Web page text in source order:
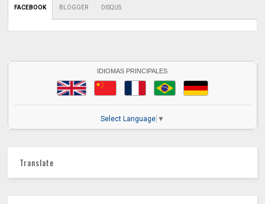
FACEBOOK BLOGGER DISQUS
IDIOMAS PRINCIPALES
Select Language ▼
Translate